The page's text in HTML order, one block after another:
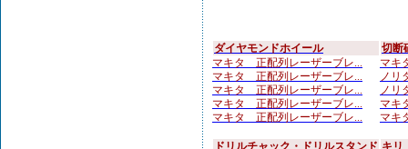
ダイヤモンドホイール
マキタ 正配列レーザーブレ...
マキタ 正配列レーザーブレ...
マキタ 正配列レーザーブレ...
マキタ 正配列レーザーブレ...
マキタ 正配列レーザーブレ...
切断
マキ
ノリ
ノリ
マキ
マキ
ドリルチャック・ドリルスタンド キリ